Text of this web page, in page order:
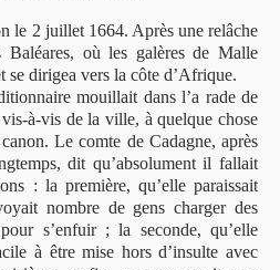
le 2 juillet 1664. Après une relâche
où les galères de Malle
se dirigea vers la côte d’Afrique.
mouillait dans l’a rade de
à-vis de la ville, à quelque chose
Le comte de Cadagne, après
dit qu’absolument il fallait
: la première, qu’elle paraissait
nombre de gens charger des
s’enfuir ; la seconde, qu’elle
à être mise hors d’insulte avec